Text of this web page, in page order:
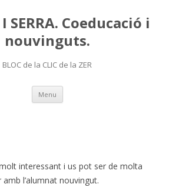
I SERRA. Coeducació i
nouvinguts.
BLOC de la CLIC de la ZER
Menu Skip
content
interessant i us pot ser de molta
l’alumnat nouvingut.